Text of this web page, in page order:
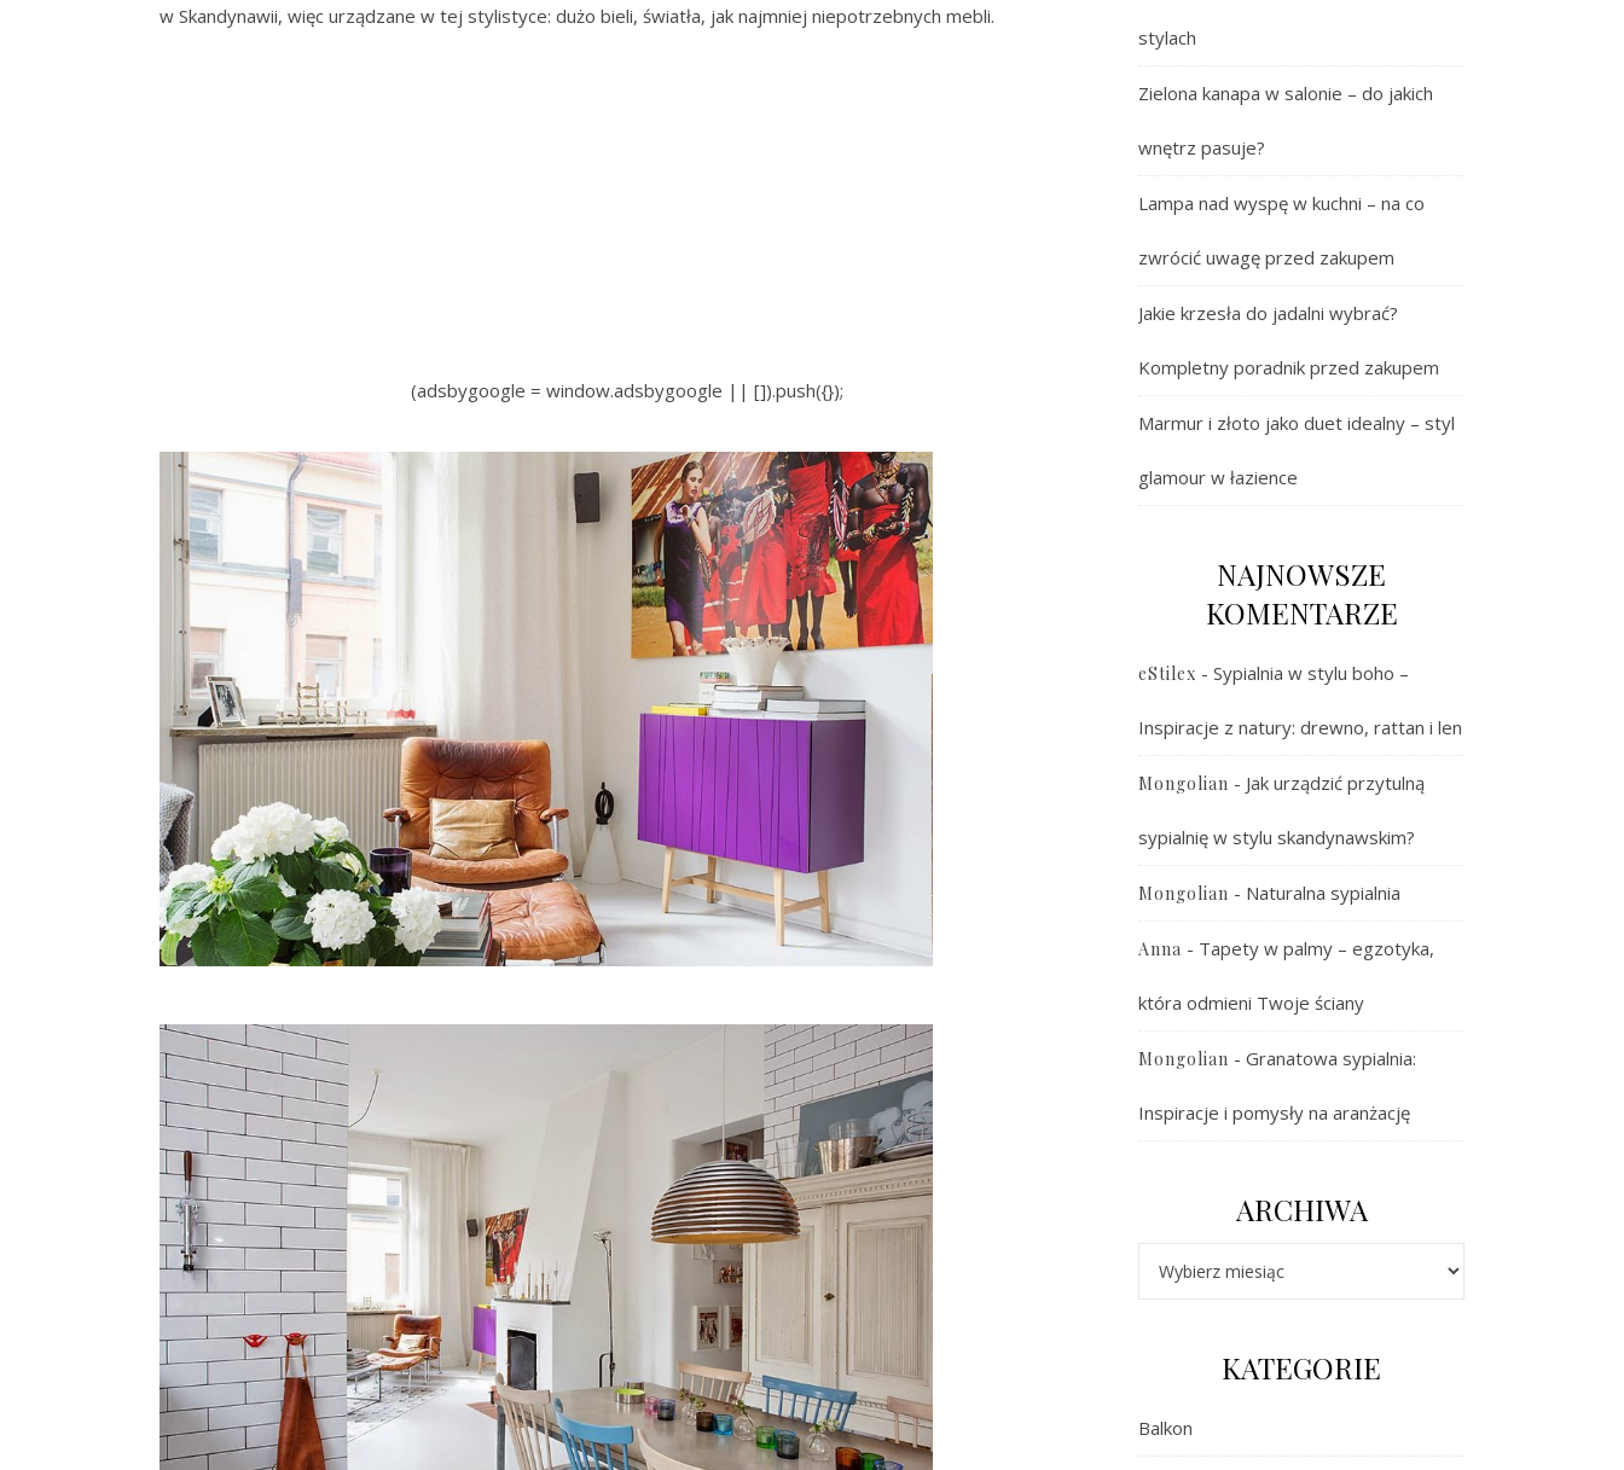
w Skandynawii, więc urządzane w tej stylistyce: dużo bieli, światła, jak najmniej niepotrzebnych mebli.
(adsbygoogle = window.adsbygoogle || []).push({});
stylach
Zielona kanapa w salonie – do jakich
wnętrz pasuje?
Lampa nad wyspę w kuchni – na co
zwrócić uwagę przed zakupem
Jakie krzesła do jadalni wybrać?
Kompletny poradnik przed zakupem
Marmur i złoto jako duet idealny – styl
glamour w łazience
NAJNOWSZE
KOMENTARZE
eStilex - Sypialnia w stylu boho –
Inspiracje z natury: drewno, rattan i len
Mongolian - Jak urządzić przytulną
sypialnię w stylu skandynawskim?
Mongolian - Naturalna sypialnia
Anna - Tapety w palmy – egzotyka,
która odmieni Twoje ściany
Mongolian - Granatowa sypialnia:
Inspiracje i pomysły na aranżację
ARCHIWA
KATEGORIE
Balkon